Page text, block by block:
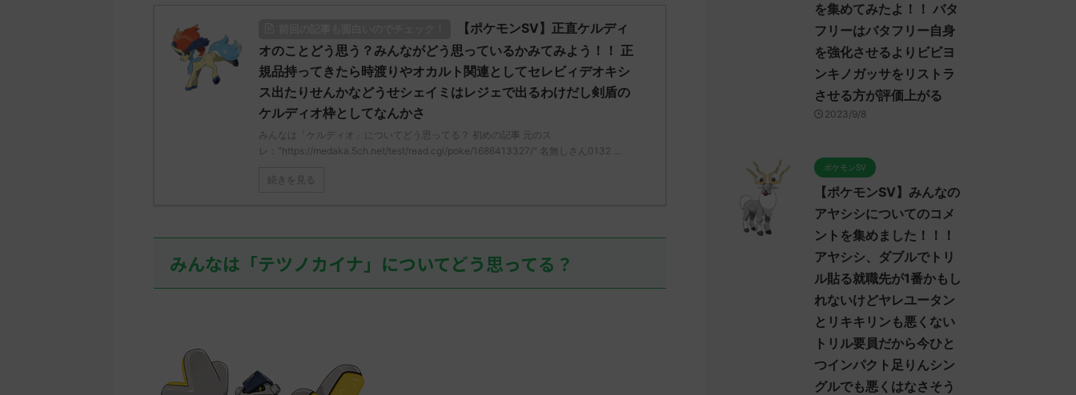
無しさん0890 0890 名無しさん、
君に決めた！ (ﾜｯﾁｮｲW d56d-
NwUu) 2023/06/28(水)
01:07:00.69ID:oUI00NrJ0 エクス
レッグヘルムかっこいいから助か
る 名無しさん0971 0971 名無しさ
/read.cgi/poke/1687575951/" 反
応される人さん0623 0623 名無し
さん、君に決めた！ (ｱｳｱｳｳｰ
Sa69-sI2x) 2023/06/27(火)
08:19:23.39ID:KfVqw9Gna 胞子を
覚え忘れたガッサさんあくびを覚
ω・｀) 名無しさん0624 0624 名
無しさん、君に決めた！ (ﾜｯﾁｮｲW
ディプレスさえあればバリア
ラッシュとの組み合わせが面
白くなりそうなんだけど
みんなは「アヤシシ」についてど
う思ってる？ 初めの記事 元のス
て、アヤシシ様でアイキャンフラ
イして目の前が真っ暗になる人、
そこそこいるだろうな… 名無しさ
ん0 ...
どう思ってる？ 初めの記事 元の
レ："https://medaka.5ch.net/test
される人さん0919 0919 名無しさ
MM7f-faBw) 2023/06/01(木)
れてくんないの酷い 反応される人
さん0938 0938 名無しさん、君に
決めた！ (ｽﾌﾟｯｯ Sdbf-EFSw) ...
さん、君に決めた！ (ﾜｯﾁｮｲW
3624-t07I) 2023/06/22(木)
10:46:08.94ID:HKBzC1hY0 マンム
0241 名無しさん、君に決めた！
(ｱｳｱｳｳｰ Sacd-DDVi)
【ポケモンSV】正直ケルディ
オのことどう思う？みんながどう思っているかみてみよう！！ 正
規品持ってきたら時渡りやオカルト関連としてセレビィデオキシ
ス出たりせんかなどうせシェイミはレジェで出るわけだし剣盾の
ケルディオ枠としてなんかさ
みんなは「ケルディオ」についてどう思ってる？ 初めの記事 元のス
レ："https://medaka.5ch.net/test/read.cgi/poke/1686413327/" 名無しさん0132 ...
続きを見る
みんなは「テツノカイナ」についてどう思ってる？
を集めてみたよ！！ バタ
フリーはバタフリー自身
を強化させるよりビビヨ
ンキノガッサをリストラ
させる方が評価上がる
2023/9/8
ポケモンSV
【ポケモンSV】みんなの
アヤシシについてのコメ
ントを集めました！！！
アヤシシ、ダブルでトリ
ル貼る就職先が1番かもし
れないけどヤレユータン
とリキキリンも悪くない
トリル要員だから今ひと
つインパクト足りんシン
グルでも悪くはなさそう